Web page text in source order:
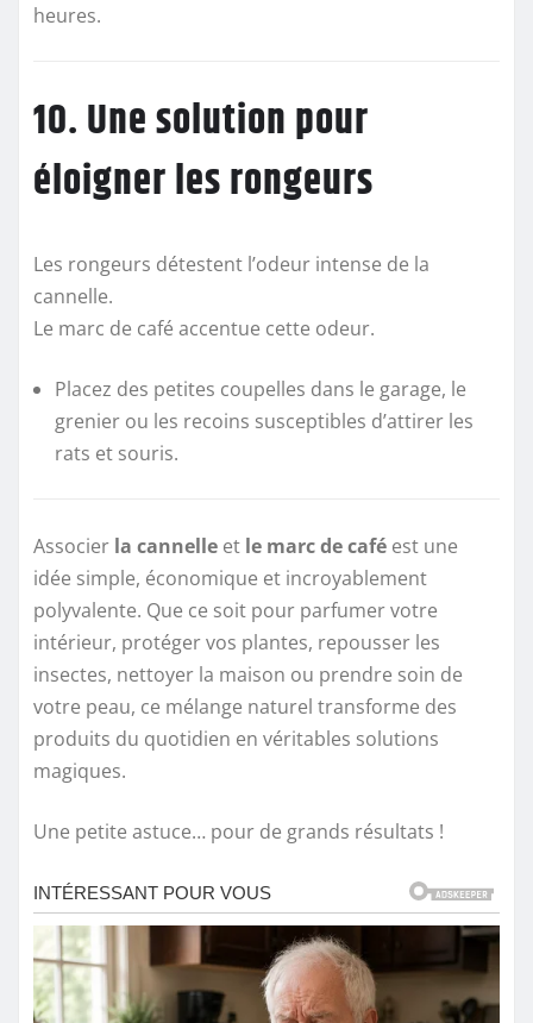
heures.
10. Une solution pour
éloigner les rongeurs
Les rongeurs détestent l’odeur intense de la
cannelle.
Le marc de café accentue cette odeur.
Placez des petites coupelles dans le garage, le
grenier ou les recoins susceptibles d’attirer les
rats et souris.
Associer la cannelle et le marc de café est une
idée simple, économique et incroyablement
polyvalente. Que ce soit pour parfumer votre
intérieur, protéger vos plantes, repousser les
insectes, nettoyer la maison ou prendre soin de
votre peau, ce mélange naturel transforme des
produits du quotidien en véritables solutions
magiques.
Une petite astuce… pour de grands résultats !